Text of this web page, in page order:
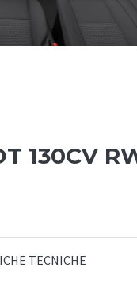
130CV
TECNICHE